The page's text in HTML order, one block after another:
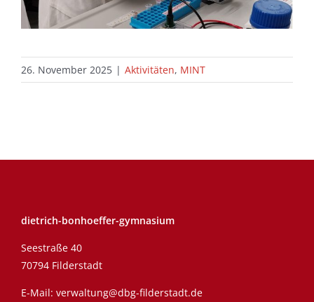
26. November 2025 | Aktivitäten, MINT
dietrich-bonhoeffer-gymnasium
Seestraße 40
70794 Filderstadt
E-Mail: verwaltung@dbg-filderstadt.de